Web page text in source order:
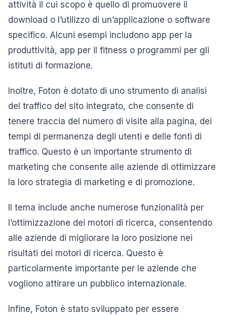
attività il cui scopo è quello di promuovere il
download o l’utilizzo di un’applicazione o software
specifico. Alcuni esempi includono app per la
produttività, app per il fitness o programmi per gli
istituti di formazione.
Inoltre, Foton è dotato di uno strumento di analisi
del traffico del sito integrato, che consente di
tenere traccia del numero di visite alla pagina, dei
tempi di permanenza degli utenti e delle fonti di
traffico. Questo è un importante strumento di
marketing che consente alle aziende di ottimizzare
la loro strategia di marketing e di promozione.
Il tema include anche numerose funzionalità per
l’ottimizzazione dei motori di ricerca, consentendo
alle aziende di migliorare la loro posizione nei
risultati dei motori di ricerca. Questo è
particolarmente importante per le aziende che
vogliono attirare un pubblico internazionale.
Infine, Foton è stato sviluppato per essere